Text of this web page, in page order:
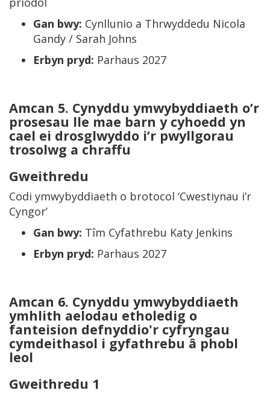
Gan bwy: Cynllunio a Thrwyddedu Nicola
Gandy / Sarah Johns
Erbyn pryd: Parhaus 2027
Amcan 5. Cynyddu ymwybyddiaeth o’r
prosesau lle mae barn y cyhoedd yn
cael ei drosglwyddo i’r pwyllgorau
trosolwg a chraffu
Gweithredu
Codi ymwybyddiaeth o brotocol ‘Cwestiynau i’r
Cyngor’
Gan bwy: Tîm Cyfathrebu Katy Jenkins
Erbyn pryd: Parhaus 2027
Amcan 6. Cynyddu ymwybyddiaeth
ymhlith aelodau etholedig o
fanteision defnyddio'r cyfryngau
cymdeithasol i gyfathrebu â phobl
leol
Gweithredu 1